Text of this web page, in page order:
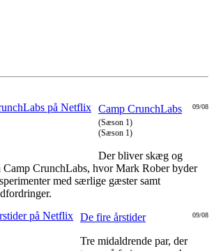
09/08
Camp CrunchLabs
(Sæson 1)
(Sæson 1)
Der bliver skæg og
Camp CrunchLabs, hvor Mark Rober byder
med særlige gæster samt
09/08
De fire årstider
Tre midaldrende par, der